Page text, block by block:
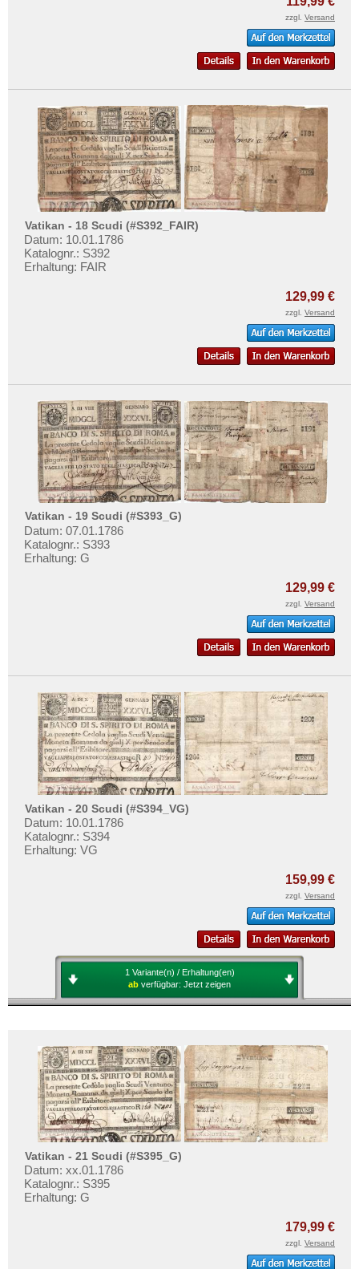
zzgl. Versand
Vatikan - 18 Scudi (#S392_FAIR)
Datum: 10.01.1786
Katalognr.: S392
Erhaltung: FAIR
129,99 €
zzgl. Versand
Vatikan - 19 Scudi (#S393_G)
Datum: 07.01.1786
Katalognr.: S393
Erhaltung: G
129,99 €
zzgl. Versand
Vatikan - 20 Scudi (#S394_VG)
Datum: 10.01.1786
Katalognr.: S394
Erhaltung: VG
159,99 €
zzgl. Versand
1 Variante(n) / Erhaltung(en)
ab verfügbar: Jetzt zeigen
Vatikan - 21 Scudi (#S395_G)
Datum: xx.01.1786
Katalognr.: S395
Erhaltung: G
179,99 €
zzgl. Versand